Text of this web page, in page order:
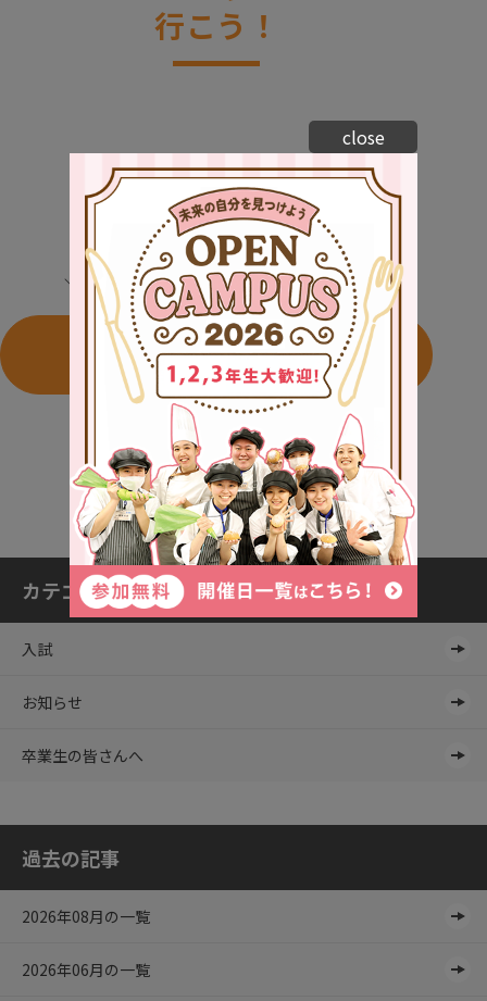
行こう！
＼ 他の日程でもイベントを開催中！ ／
すべての日程を
カレンダーでチェック
カテゴリ一覧
入試
お知らせ
卒業生の皆さんへ
過去の記事
2026年08月の一覧
2026年06月の一覧
close